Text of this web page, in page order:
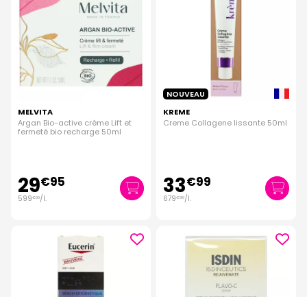
MELVITA
Argan Bio-active crème Lift et
fermeté bio recharge 50ml
29€95
599€00/l.
NOUVEAU
KREME
Creme Collagene lissante 50ml
33€99
679€80/l.